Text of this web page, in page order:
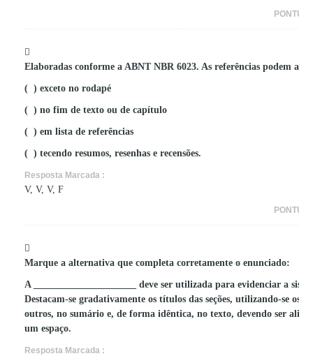
Elaboradas conforme a ABNT NBR 6023. As referências podem
( ) exceto no rodapé
( ) no fim de texto ou de capítulo
( ) em lista de referências
( ) tecendo resumos, resenhas e recensões.
Resposta Marcada :
V, V, V, F
Marque a alternativa que completa corretamente o enunciado:
A _____________________ deve ser utilizada para evidenciar a
Destacam-se gradativamente os títulos das seções, utilizando-se os
outros, no sumário e, de forma idêntica, no texto, devendo ser
um espaço.
Resposta Marcada :